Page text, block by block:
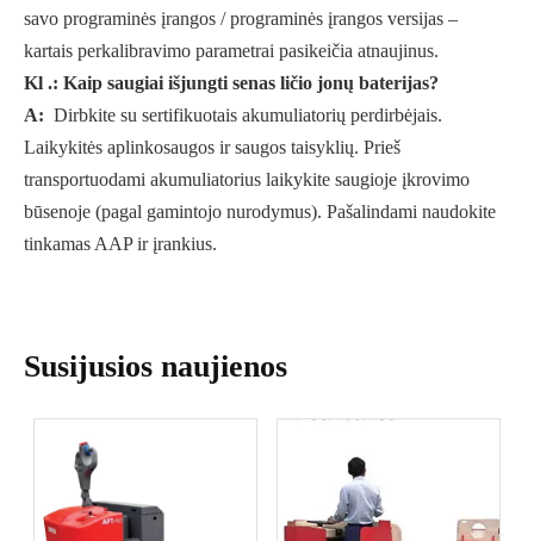
savo programinės įrangos / programinės įrangos versijas –
kartais perkalibravimo parametrai pasikeičia atnaujinus.
Kl .: Kaip saugiai išjungti senas ličio jonų baterijas?
A: Dirbkite su sertifikuotais akumuliatorių perdirbėjais.
Laikykitės aplinkosaugos ir saugos taisyklių. Prieš
transportuodami akumuliatorius laikykite saugioje įkrovimo
būsenoje (pagal gamintojo nurodymus). Pašalindami naudokite
tinkamas AAP ir įrankius.
Susijusios naujienos